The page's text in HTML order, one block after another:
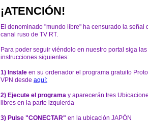
¡ATENCIÓN!
El denominado "mundo libre" ha censurado la señal
canal ruso de TV RT.
Para poder seguir viéndolo en nuestro portal siga las
instrucciones siguientes:
1) Instale en su ordenador el programa gratuito
VPN desde aquí:
2) Ejecute el programa y aparecerán tres
libres en la parte izquierda
3) Pulse "CONECTAR" en la ubicación JAPÓN